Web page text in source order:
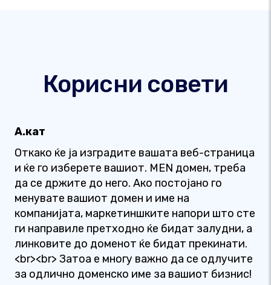
Корисни совети
А.кат
Откако ќе ја изградите вашата веб-страница
и ќе го изберете вашиот. MEN домен, треба
да се држите до него. Ако постојано го
менувате вашиот домен и име на
компанијата, маркетиншките напори што сте
ги направиле претходно ќе бидат залудни, а
линковите до доменот ќе бидат прекинати.
<br><br> Затоа е многу важно да се одлучите
за одлично доменско име за вашиот бизнис!